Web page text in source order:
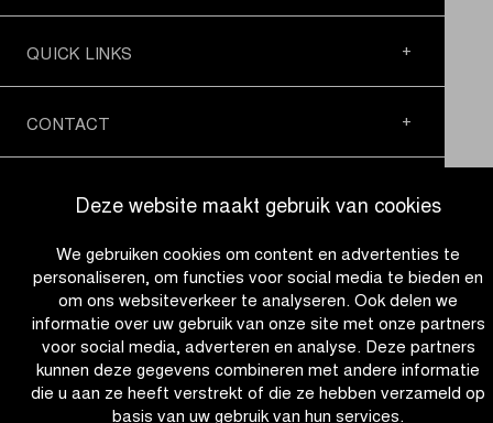
Deze website maakt gebruik van cookies
We gebruiken cookies om content en advertenties te
personaliseren, om functies voor social media te bieden en
om ons websiteverkeer te analyseren. Ook delen we
informatie over uw gebruik van onze site met onze partners
voor social media, adverteren en analyse. Deze partners
kunnen deze gegevens combineren met andere informatie
die u aan ze heeft verstrekt of die ze hebben verzameld op
basis van uw gebruik van hun services.
QUICK LINKS
CONTACT
NIEUWSBRIEF
VOLG ONS
Site
by